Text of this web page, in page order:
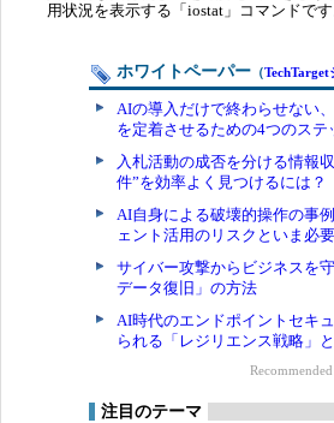
用状況を表示する「iostat」コマンドです
ホワイトペーパー （TechTarget
AIの導入だけで終わらせない
を定着させるための4つのステ
入札活動の成否を分ける情報
件”を効率よく見つけるには？
AI自身による破壊的操作の事
ェント活用のリスクといま必
サイバー攻撃からビジネスを
データ復旧」の方法
AI時代のエンドポイントセキ
られる「レジリエンス戦略」
注目のテーマ